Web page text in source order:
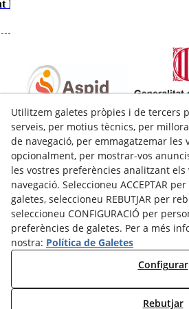
la
C/Bobalà. Baixos (Xamfrà amb c/
25008
Lleida(Lleida ) Espanya
973228980
aspid@aspid.cat
Avís Legal
Política de Cookies
Política de Privacitat
Utilitzem galetes pròpies i de tercers
serveis, per motius tècnics, per
de navegació, per emmagatzemar les
opcionalment, per mostrar-vos
les vostres preferències analitzant
navegació. Seleccioneu ACCEPTAR
galetes, seleccioneu REBUTJAR per
seleccioneu CONFIGURACIÓ per
preferències de galetes. Per a més
nostra: Política de Galetes
Configurar
Rebutjar